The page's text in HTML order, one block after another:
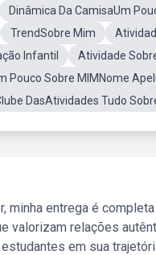
Dinâmica Da CamisaUm
TrendSobre Mim
Infantil
Atividade
Pouco Sobre MIMNome
DasAtividades Tudo
minha entrega é
valorizam relações
em sua